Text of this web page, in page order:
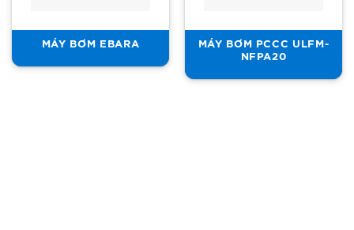
MÁY BƠM EBARA
MÁY BƠM PCCC ULFM-
NFPA20